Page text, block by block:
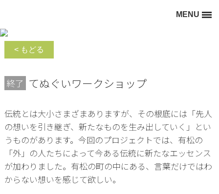
MENU
Home - ABARERU
blog
< もどる
終了 てぬぐいワークショップ
伝統とは大小さまざまありますが、その根底には「先人
の想いを引き継ぎ、新たなものを生み出していく」とい
うものがあります。今回のプロジェクトでは、有松の
「外」の人たちによって今ある伝統に新たなエッセンス
が加わりました。有松の町の中にある、言葉だけではわ
からない想いを感じて欲しい。